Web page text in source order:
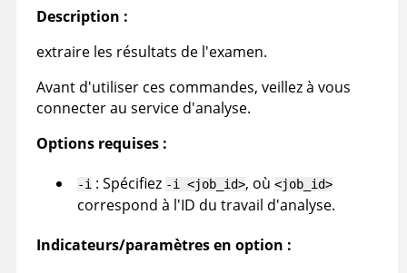
Description :
extraire les résultats de l'examen.
Avant d'utiliser ces commandes, veillez à vous
connecter au service d'analyse.
Options requises :
-i : Spécifiez -i <job_id>, où <job_id>
correspond à l'ID du travail d'analyse.
Indicateurs/paramètres en option :